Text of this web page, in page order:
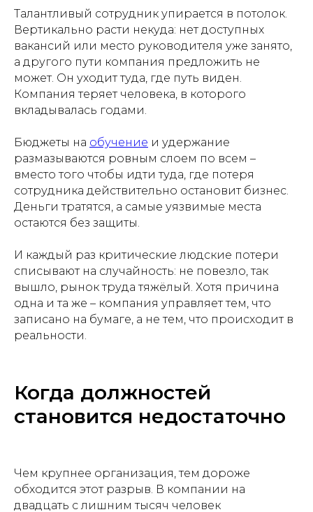
Талантливый сотрудник упирается в потолок.
Вертикально расти некуда: нет доступных
вакансий или место руководителя уже занято,
а другого пути компания предложить не
может. Он уходит туда, где путь виден.
Компания теряет человека, в которого
вкладывалась годами.
Бюджеты на обучение и удержание
размазываются ровным слоем по всем –
вместо того чтобы идти туда, где потеря
сотрудника действительно остановит бизнес.
Деньги тратятся, а самые уязвимые места
остаются без защиты.
И каждый раз критические людские потери
списывают на случайность: не повезло, так
вышло, рынок труда тяжёлый. Хотя причина
одна и та же – компания управляет тем, что
записано на бумаге, а не тем, что происходит в
реальности.
Когда должностей
становится недостаточно
Чем крупнее организация, тем дороже
обходится этот разрыв. В компании на
двадцать с лишним тысяч человек